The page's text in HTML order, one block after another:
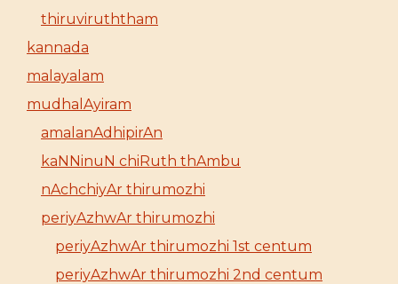
thiruviruththam
kannada
malayalam
mudhalAyiram
amalanAdhipirAn
kaNNinuN chiRuth thAmbu
nAchchiyAr thirumozhi
periyAzhwAr thirumozhi
periyAzhwAr thirumozhi 1st centum
periyAzhwAr thirumozhi 2nd centum